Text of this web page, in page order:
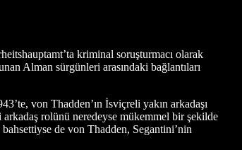
kriminal soruşturmacı olarak
Alman sürgünleri arasındaki bağlantıları
von Thadden’ın İsviçreli yakın arkadaşı
rolünü neredeyse mükemmel bir şekilde
de von Thadden, Segantini’nin